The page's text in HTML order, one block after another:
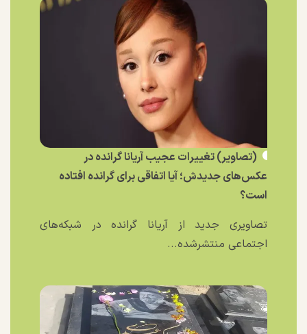
(تصاویر) تغییرات عجیب آریانا گرانده در
عکس‌های جدیدش؛ آیا اتفاقی برای گرانده افتاده
است؟
تصاویری جدید از آریانا گرانده در شبکه‌های
اجتماعی منتشرشده...